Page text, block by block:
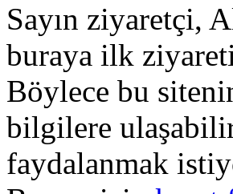
Sayın ziyaretçi,
buraya ilk
Böylece bu
bilgilere
faydalanmak